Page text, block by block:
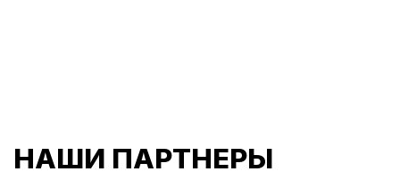
НАШИ ПАРТНЕРЫ